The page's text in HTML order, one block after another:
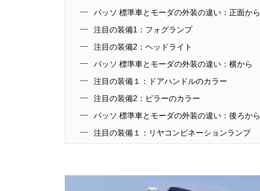
パッソ 標準車とモーダの外装の違い：正面から
注目の装備1：フォグランプ
注目の装備2：ヘッドライト
パッソ 標準車とモーダの外装の違い：横から
注目の装備１：ドアハンドルのカラー
注目の装備2：ピラーのカラー
パッソ 標準車とモーダの外装の違い：後ろから
注目の装備１：リヤコンビネーションランプ